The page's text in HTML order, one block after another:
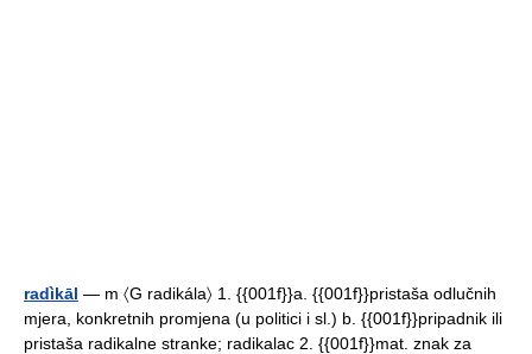
radìkāl — m 〈G radikála〉 1. {{001f}}a. {{001f}}pristaša odlučnih
mjera, konkretnih promjena (u politici i sl.) b. {{001f}}pripadnik ili
pristaša radikalne stranke; radikalac 2. {{001f}}mat. znak za